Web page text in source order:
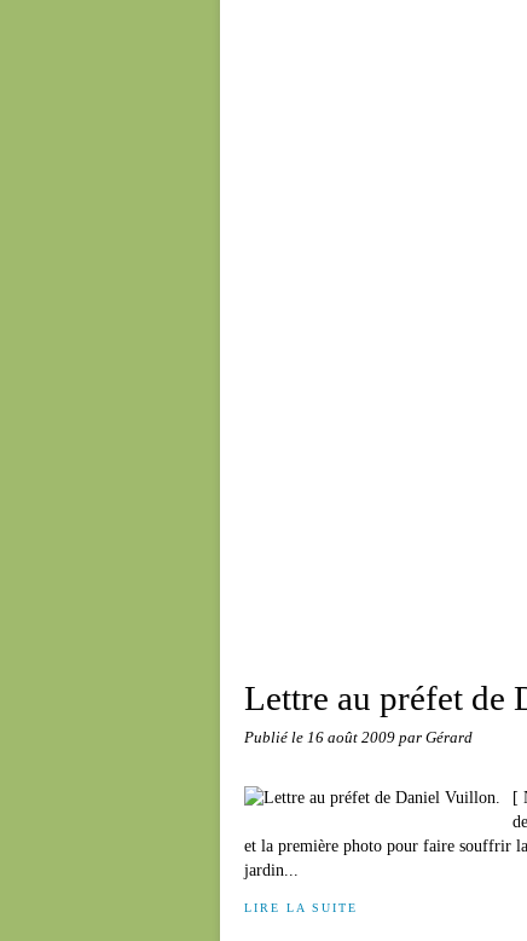
Lettre au préfet de
Publié le 16 août 2009 par Gérard
[
et la première photo pour faire souffrir
jardin...
LIRE LA SUITE